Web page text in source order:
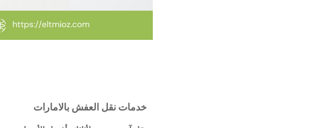
خدمات نقل العفش بالامارات